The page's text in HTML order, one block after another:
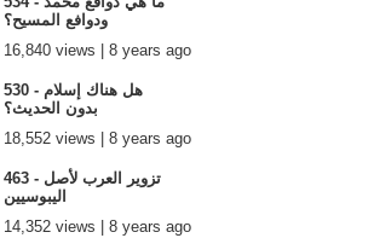
ودوافع المسيح؟
16,840 views | 8 years ago
530 - هل هناك إسلام
بدون الحديث؟
18,552 views | 8 years ago
463 - تزوير العرب لأصل
اليبوسيين
14,352 views | 8 years ago